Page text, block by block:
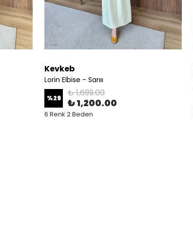
Kevkeb
Lorin Elbise - Sarııı
%29 ₺ 1,699.00
₺ 1,200.00
6 Renk 2 Beden